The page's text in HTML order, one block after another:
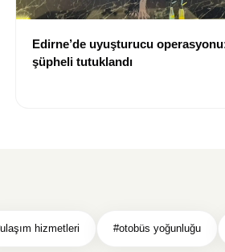
Edirne’de uyuşturucu
şüpheli tutuklandı
hizmetleri #otobüs yoğunluğu